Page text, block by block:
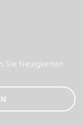
Sie Neuigkeiten